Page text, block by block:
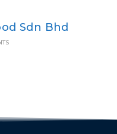
Sdn Bhd